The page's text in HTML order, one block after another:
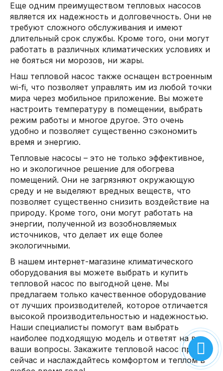
Еще одним преимуществом тепловых насосов
является их надежность и долговечность. Они не
требуют сложного обслуживания и имеют
длительный срок службы. Кроме того, они могут
работать в различных климатических условиях и
не бояться ни морозов, ни жары.
Наш тепловой насос также оснащен встроенным
wi-fi, что позволяет управлять им из любой точки
мира через мобильное приложение. Вы можете
настроить температуру в помещении, выбрать
режим работы и многое другое. Это очень
удобно и позволяет существенно сэкономить
время и энергию.
Тепловые насосы – это не только эффективное,
но и экологичное решение для обогрева
помещений. Они не загрязняют окружающую
среду и не выделяют вредных веществ, что
позволяет существенно снизить воздействие на
природу. Кроме того, они могут работать на
энергии, полученной из возобновляемых
источников, что делает их еще более
экологичными.
В нашем интернет-магазине климатического
оборудования вы можете выбрать и купить
тепловой насос по выгодной цене. Мы
предлагаем только качественное оборудование
от лучших производителей, которое отличается
высокой производительностью и надежностью.
Наши специалисты помогут вам выбрать
наиболее подходящую модель и ответят на все
ваши вопросы. Закажите тепловой насос прямо
сейчас и наслаждайтесь комфортом и теплом в